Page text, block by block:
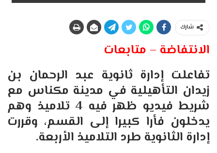
شارك
الانتفاضة – متابعات
تفاعلت إدارة ثانوية عبد الرحمان بن
زيدان التأهيلية في مدينة مكناس مع
شريط فيديو ظهر فيه 4 تلاميذ وهم
يدخلون فأرا كبيرا إلى القسم، وقررت
إدارة الثانوية طرد التلاميذ الأربعة.